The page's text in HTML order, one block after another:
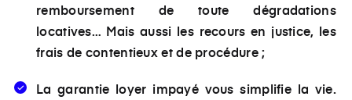
remboursement de toute dégradations
locatives… Mais aussi les recours en justice, les
frais de contentieux et de procédure ;
La garantie loyer impayé vous simplifie la vie.